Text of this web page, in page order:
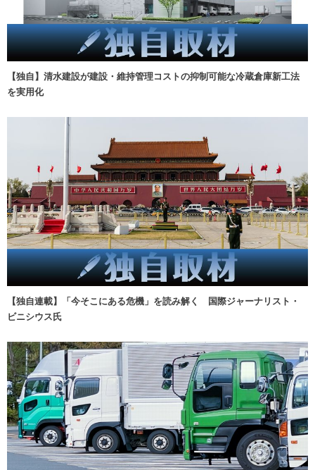
【独自】清水建設が建設・維持管理コストの抑制可能な冷蔵倉庫新工法
を実用化
【独自連載】「今そこにある危機」を読み解く 国際ジャーナリスト・
ビニシウス氏